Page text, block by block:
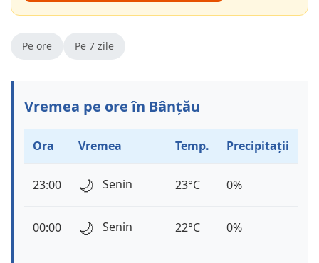
Pe ore Pe 7 zile
Vremea pe ore în Bânțău
Ora Vremea Temp. Precipitații
23:00 🌙 Senin 23°C 0%
00:00 🌙 Senin 22°C 0%